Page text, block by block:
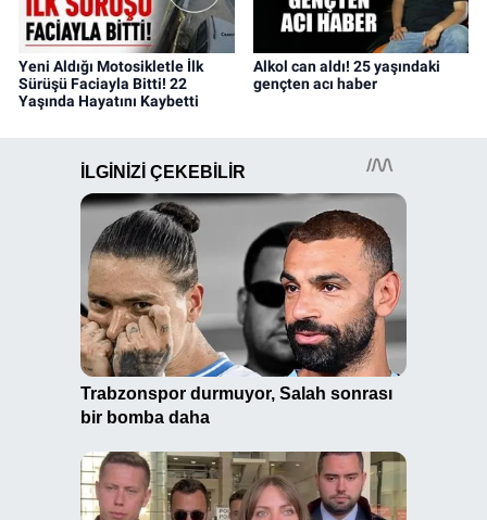
Yeni Aldığı Motosikletle İlk
Sürüşü Faciayla Bitti! 22
Yaşında Hayatını Kaybetti
Alkol can aldı! 25 yaşındaki
gençten acı haber